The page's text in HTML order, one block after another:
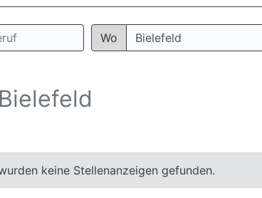
Wo
keine Stellenanzeigen gefunden.